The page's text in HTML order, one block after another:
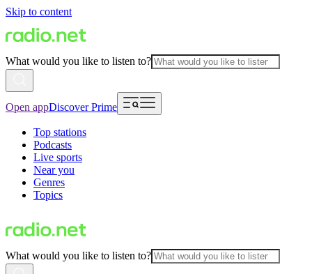
Skip to content
What would you like to listen to?
Open appDiscover Prime
Top stations
Podcasts
Live sports
Near you
Genres
Topics
What would you like to listen to?